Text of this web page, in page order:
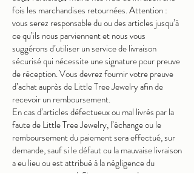
fois les marchandises retournées. Attention :
vous serez responsable du ou des articles jusqu’à
ce qu’ils nous parviennent et nous vous
suggérons d’utiliser un service de livraison
sécurisé qui nécessite une signature pour preuve
de réception. Vous devrez fournir votre preuve
d’achat auprès de Little Tree Jewelry afin de
recevoir un remboursement.
En cas d’articles défectueux ou mal livrés par la
faute de Little Tree Jewelry, l’échange ou le
remboursement du paiement sera effectué, sur
demande, sauf si le défaut ou la mauvaise livraison
a eu lieu ou est attribué à la négligence du
transporteur postal. Si une commande est reçue